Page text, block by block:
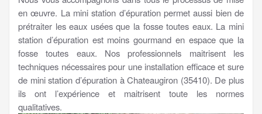
en œuvre. La mini station d’épuration permet aussi bien de
prétraiter les eaux usées que la fosse toutes eaux. La mini
station d’épuration est moins gourmand en espace que la
fosse toutes eaux. Nos professionnels maitrisent les
techniques nécessaires pour une installation efficace et sure
de mini station d’épuration à Chateaugiron (35410). De plus
ils ont l’expérience et maitrisent toute les normes
qualitatives.